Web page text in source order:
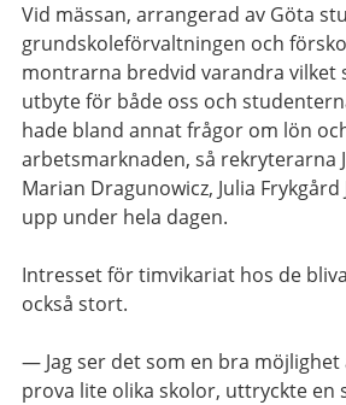
Vid mässan, arrangerad av Göta
grundskoleförvaltningen och
montrarna bredvid varandra vilket
utbyte för både oss och
hade bland annat frågor om lön
arbetsmarknaden, så rekryterarna
Marian Dragunowicz, Julia
upp under hela dagen.
Intresset för timvikariat hos de
också stort.
— Jag ser det som en bra
prova lite olika skolor, uttryckte en